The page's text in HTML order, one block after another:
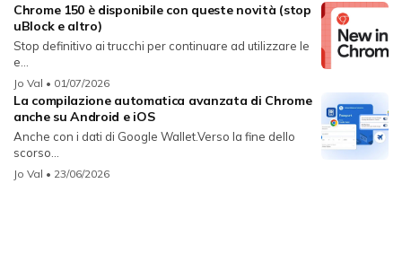
Chrome 150 è disponibile con queste novità (stop
uBlock e altro)
Stop definitivo ai trucchi per continuare ad utilizzare le
e...
Jo Val • 01/07/2026
La compilazione automatica avanzata di Chrome
anche su Android e iOS
Anche con i dati di Google Wallet.Verso la fine dello
scorso...
Jo Val • 23/06/2026